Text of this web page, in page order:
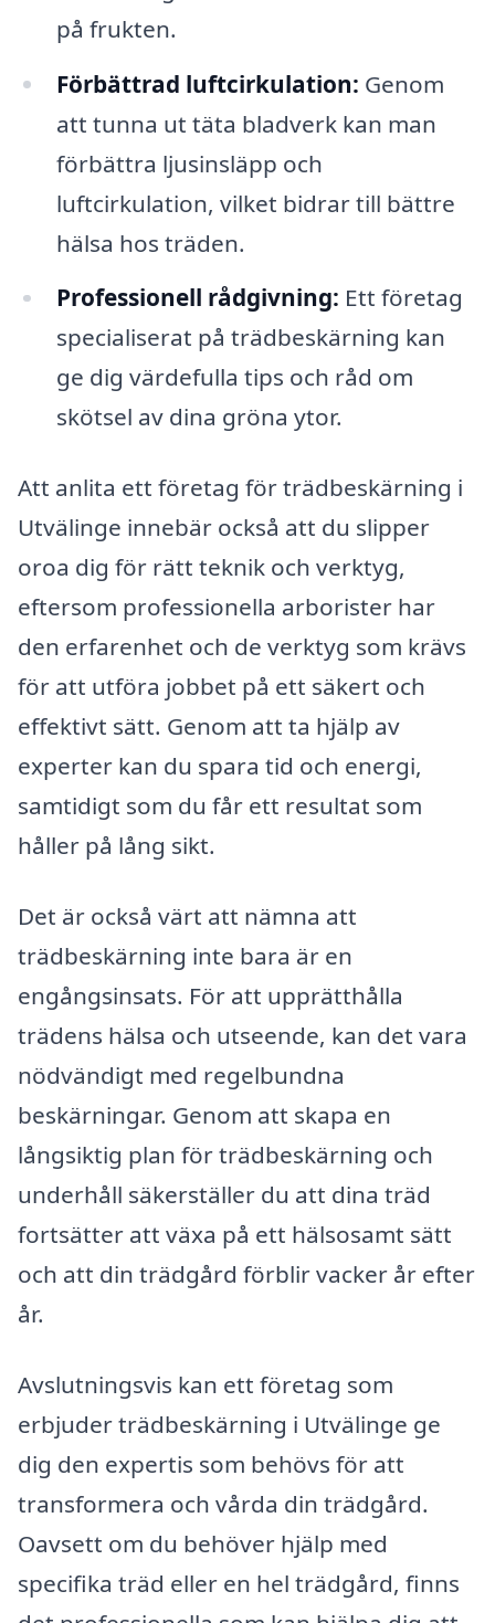
på frukten.
Förbättrad luftcirkulation: Genom
att tunna ut täta bladverk kan man
förbättra ljusinsläpp och
luftcirkulation, vilket bidrar till bättre
hälsa hos träden.
Professionell rådgivning: Ett företag
specialiserat på trädbeskärning kan
ge dig värdefulla tips och råd om
skötsel av dina gröna ytor.
Att anlita ett företag för trädbeskärning i
Utvälinge innebär också att du slipper
oroa dig för rätt teknik och verktyg,
eftersom professionella arborister har
den erfarenhet och de verktyg som krävs
för att utföra jobbet på ett säkert och
effektivt sätt. Genom att ta hjälp av
experter kan du spara tid och energi,
samtidigt som du får ett resultat som
håller på lång sikt.
Det är också värt att nämna att
trädbeskärning inte bara är en
engångsinsats. För att upprätthålla
trädens hälsa och utseende, kan det vara
nödvändigt med regelbundna
beskärningar. Genom att skapa en
långsiktig plan för trädbeskärning och
underhåll säkerställer du att dina träd
fortsätter att växa på ett hälsosamt sätt
och att din trädgård förblir vacker år efter
år.
Avslutningsvis kan ett företag som
erbjuder trädbeskärning i Utvälinge ge
dig den expertis som behövs för att
transformera och vårda din trädgård.
Oavsett om du behöver hjälp med
specifika träd eller en hel trädgård, finns